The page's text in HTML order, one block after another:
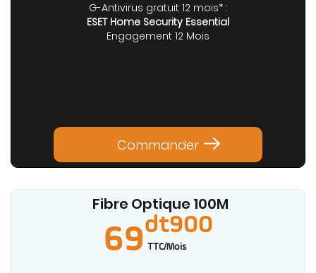
G-Antivirus gratuit 12 mois* :
ESET Home Security Essential
Engagement 12 Mois
Commander
Fibre Optique 100M
69dt900
TTC/Mois